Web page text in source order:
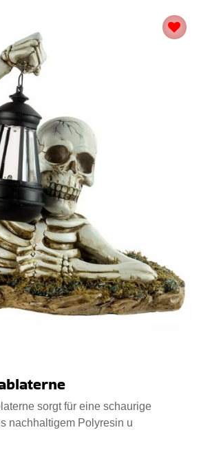
sorgt für eine schaurige
nachhaltigem Polyresin u